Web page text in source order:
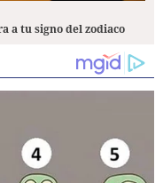
a tu signo del zodiaco